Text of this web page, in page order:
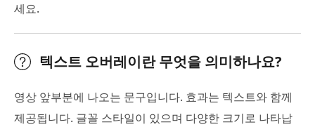
세요.
텍스트 오버레이란 무엇을 의미하나요?
영상 앞부분에 나오는 문구입니다. 효과는 텍스트와 함께
제공됩니다. 글꼴 스타일이 있으며 다양한 크기로 나타납